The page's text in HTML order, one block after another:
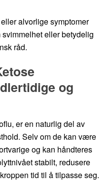
alvorlige symptomer
eller betydelig
råd.
og
er en naturlig del av
Selv om de kan være
og kan håndteres
stabilt, redusere
tid til å tilpasse seg.